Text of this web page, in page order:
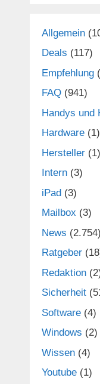
Allgemein
Deals (117)
Empfehlung
FAQ (941)
Handys und
Hardware (1)
Hersteller (1)
Intern (3)
iPad (3)
Mailbox (3)
News (2.754)
Ratgeber
Redaktion
Sicherheit
Software (4)
Windows (2)
Wissen (4)
Youtube (1)